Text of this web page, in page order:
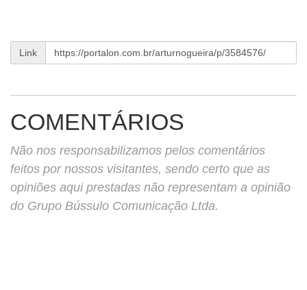
Link
COMENTÁRIOS
Não nos responsabilizamos pelos comentários
feitos por nossos visitantes, sendo certo que as
opiniões aqui prestadas não representam a opinião
do Grupo Bússulo Comunicação Ltda.